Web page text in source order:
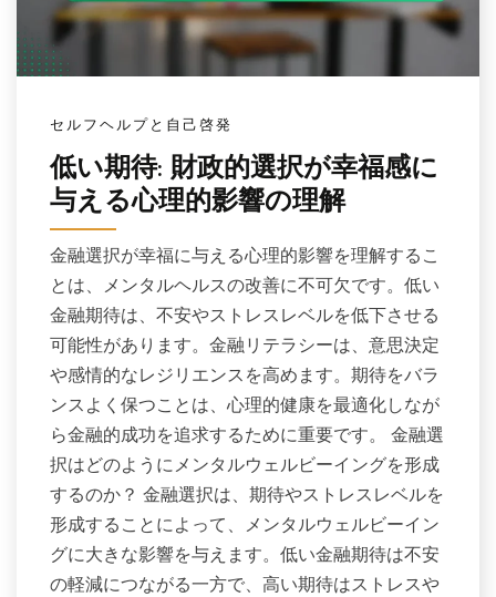
セルフヘルプと自己啓発
低い期待: 財政的選択が幸福感に
与える心理的影響の理解
金融選択が幸福に与える心理的影響を理解するこ
とは、メンタルヘルスの改善に不可欠です。低い
金融期待は、不安やストレスレベルを低下させる
可能性があります。金融リテラシーは、意思決定
や感情的なレジリエンスを高めます。期待をバラ
ンスよく保つことは、心理的健康を最適化しなが
ら金融的成功を追求するために重要です。 金融選
択はどのようにメンタルウェルビーイングを形成
するのか？ 金融選択は、期待やストレスレベルを
形成することによって、メンタルウェルビーイン
グに大きな影響を与えます。低い金融期待は不安
の軽減につながる一方で、高い期待はストレスや